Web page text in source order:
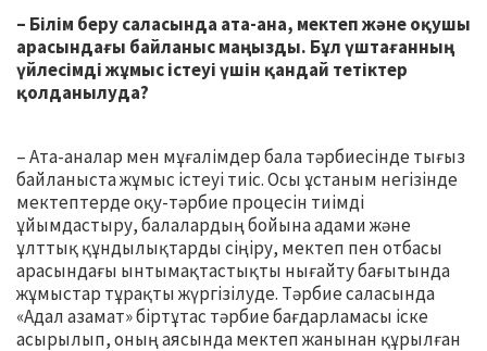
– Білім беру саласында ата-ана, мектеп және оқушы
арасындағы байланыс маңызды. Бұл үштағанның
үйлесімді жұмыс істеуі үшін қандай тетіктер
қолданылуда?
– Ата-аналар мен мұғалімдер бала тәрбиесінде тығыз
байланыста жұмыс істеуі тиіс. Осы ұстаным негізінде
мектептерде оқу-тәрбие процесін тиімді
ұйымдастыру, балалардың бойына адами және
ұлттық құндылықтарды сіңіру, мектеп пен отбасы
арасындағы ынтымақтастықты нығайту бағытында
жұмыстар тұрақты жүргізілуде. Тәрбие саласында
«Адал азамат» біртұтас тәрбие бағдарламасы іске
асырылып, оның аясында мектеп жанынан құрылған